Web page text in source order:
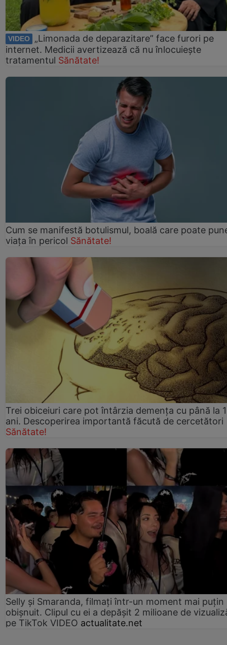
VIDEO
„Limonada de deparazitare” face furori pe
internet. Medicii avertizează că nu înlocuiește
tratamentul Sănătate!
Cum se manifestă botulismul, boală care poate
viaţa în pericol Sănătate!
Trei obiceiuri care pot întârzia demența cu până la
ani. Descoperirea importantă făcută de cercetători
Sănătate!
Selly și Smaranda, filmați într-un moment mai puțin
obișnuit. Clipul cu ei a depășit 2 milioane de
pe TikTok VIDEO actualitate.net